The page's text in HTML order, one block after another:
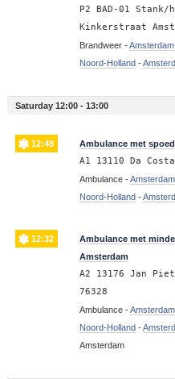
P2 BAD-01
Kinkerstraat
Brandweer -
Noord-Holland -
Saturday 12:00 - 13:00
12:48 Ambulance met
A1 13110 Da
Ambulance -
Noord-Holland -
12:32
Ambulance met
Amsterdam
A2 13176 Jan
76328
Ambulance -
Noord-Holland -
Amsterdam